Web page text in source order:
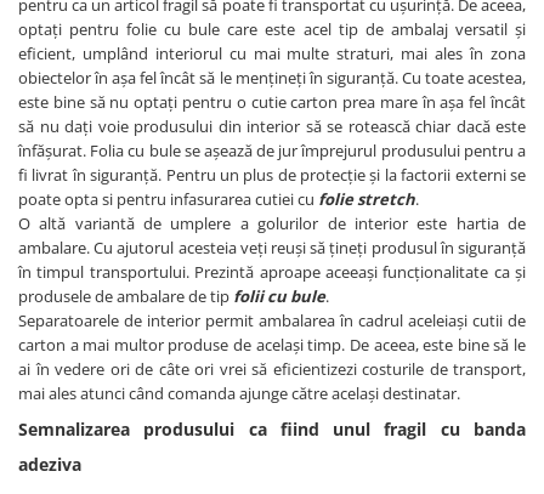
pentru ca un articol fragil să poate fi transportat cu ușurință. De aceea,
optați pentru folie cu bule care este acel tip de ambalaj versatil și
eficient, umplând interiorul cu mai multe straturi, mai ales în zona
obiectelor în așa fel încât să le mențineți în siguranță. Cu toate acestea,
este bine să nu optați pentru o cutie carton prea mare în așa fel încât
să nu dați voie produsului din interior să se rotească chiar dacă este
înfășurat. Folia cu bule se așează de jur împrejurul produsului pentru a
fi livrat în siguranță. Pentru un plus de protecție și la factorii externi se
poate opta si pentru infasurarea cutiei cu folie stretch.
O altă variantă de umplere a golurilor de interior este hartia de
ambalare. Cu ajutorul acesteia veți reuși să țineți produsul în siguranță
în timpul transportului. Prezintă aproape aceeași funcționalitate ca și
produsele de ambalare de tip folii cu bule.
Separatoarele de interior permit ambalarea în cadrul aceleiași cutii de
carton a mai multor produse de același timp. De aceea, este bine să le
ai în vedere ori de câte ori vrei să eficientizezi costurile de transport,
mai ales atunci când comanda ajunge către același destinatar.
Semnalizarea produsului ca fiind unul fragil cu banda
adeziva